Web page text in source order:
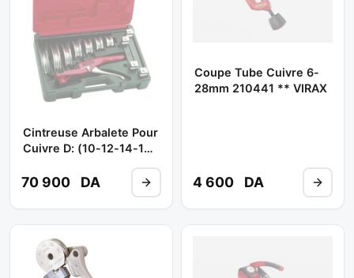
Cintreuse Arbalete Pour
Cuivre D: (10-12-14-16-
250100 ** VIRAX
70 900 DA
Coupe Tube Cuivre 6-
28mm 210441 ** VIRAX
4 600 DA